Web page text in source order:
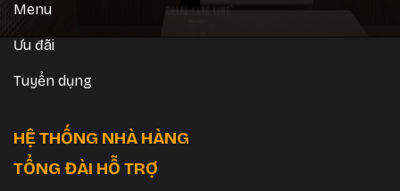
Menu
Ưu đãi
Tuyển dụng
HỆ THỐNG NHÀ HÀNG
TỔNG ĐÀI HỖ TRỢ